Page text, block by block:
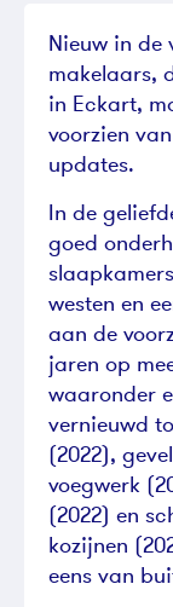
Nieuw in de
makelaars,
in Eckart,
voorzien
updates.
In de
goed
westen en
aan de
jaren op
waaronder
vernieuwd
(2022),
voegwerk
(2022) en
kozijnen
eens van